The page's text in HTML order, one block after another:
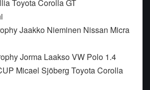
Toyota Corolla GT
Jaakko Nieminen Nissan Micra
Jorma Laakso VW Polo 1.4
Micael Sjöberg Toyota Corolla